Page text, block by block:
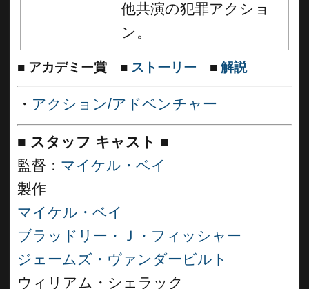
他共演の犯罪アクショ
ン。
■ アカデミー賞 ■ ストーリー ■ 解説
・ アクション/アドベンチャー
■ スタッフ キャスト ■
監督： マイケル・ベイ
製作
マイケル・ベイ
ブラッドリー・Ｊ・フィッシャー
ジェームズ・ヴァンダービルト
ウィリアム・シェラック